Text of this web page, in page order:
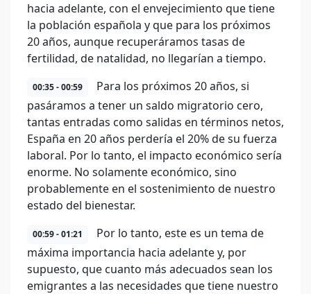
hacia adelante, con el envejecimiento que tiene
la población española y que para los próximos
20 años, aunque recuperáramos tasas de
fertilidad, de natalidad, no llegarían a tiempo.
00:35 - 00:59
Para los próximos 20 años, si
pasáramos a tener un saldo migratorio cero,
tantas entradas como salidas en términos netos,
España en 20 años perdería el 20% de su fuerza
laboral. Por lo tanto, el impacto económico sería
enorme. No solamente económico, sino
probablemente en el sostenimiento de nuestro
estado del bienestar.
00:59 - 01:21
Por lo tanto, este es un tema de
máxima importancia hacia adelante y, por
supuesto, que cuanto más adecuados sean los
emigrantes a las necesidades que tiene nuestro